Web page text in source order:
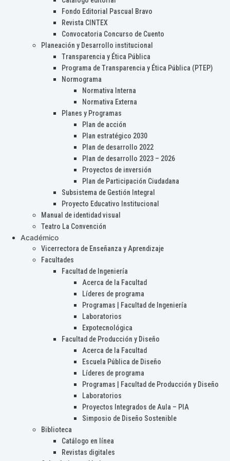
Fondo Editorial Pascual Bravo
Revista CINTEX
Convocatoria Concurso de Cuento
Planeación y Desarrollo institucional
Transparencia y Ética Pública
Programa de Transparencia y Ética Pública (PTEP)
Normograma
Normativa Interna
Normativa Externa
Planes y Programas
Plan de acción
Plan estratégico 2030
Plan de desarrollo 2022
Plan de desarrollo 2023 – 2026
Proyectos de inversión
Plan de Participación Ciudadana
Subsistema de Gestión Integral
Proyecto Educativo Institucional
Manual de identidad visual
Teatro La Convención
Académico
Vicerrectora de Enseñanza y Aprendizaje
Facultades
Facultad de Ingeniería
Acerca de la Facultad
Líderes de programa
Programas | Facultad de Ingeniería
Laboratorios
Expotecnológica
Facultad de Producción y Diseño
Acerca de la Facultad
Escuela Pública de Diseño
Líderes de programa
Programas | Facultad de Producción y Diseño
Laboratorios
Proyectos Integrados de Aula – PIA
Simposio de Diseño Sostenible
Biblioteca
Catálogo en línea
Revistas digitales